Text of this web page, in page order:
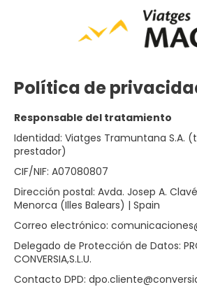
Política de
Responsable del tratamiento
Identidad: Viatges Tramuntana S.A.​​
prestador)
CIF/NIF: A07080807
Dirección postal: Avda. Josep A.
Menorca (Illes Balears) | Spain
Correo electrónico:
Delegado de Protección de Datos:
CONVERSIA,S.L.U.
Contacto DPD: